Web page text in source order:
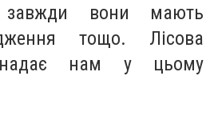
вони мають
тощо. Лісова
нам у цьому